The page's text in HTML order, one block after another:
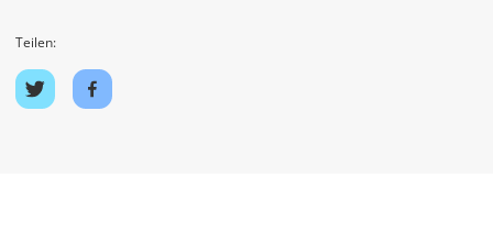
Teilen:
Auf
Twitter
Auf
Facebook